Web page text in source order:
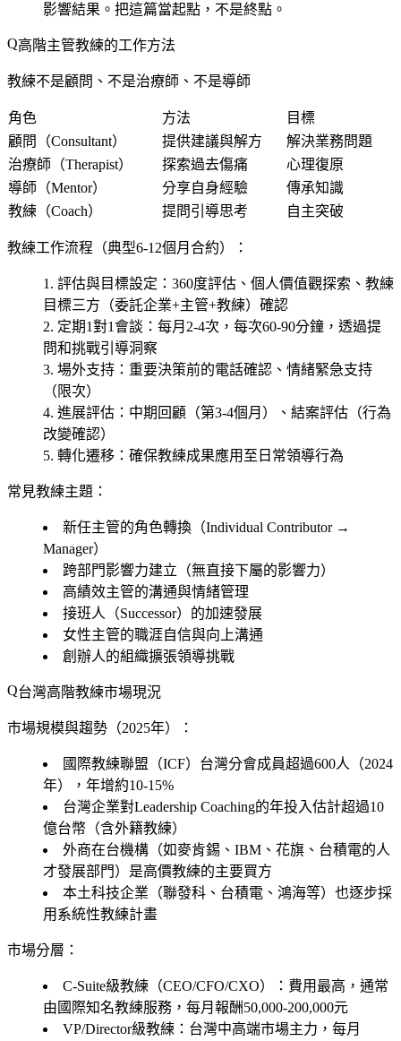
影響結果。把這篇當起點，不是終點。
高階主管教練的工作方法
教練不是顧問、不是治療師、不是導師
角色 方法
目標
顧問（Consultant）
提供建議與解方
解決業務問題
治療師（Therapist）
探索過去傷痛
心理復原
導師（Mentor）
分享自身經驗
傳承知識
教練（Coach）
提問引導思考 自主突破
教練工作流程（典型6-12個月合約）：
評估與目標設定 ：360度評估、個人價值觀探索、教練
目標三方（委託企業+主管+教練）確認
定期1對1會談 ：每月2-4次，每次60-90分鐘，透過提
問和挑戰引導洞察
場外支持 ：重要決策前的電話確認、情緒緊急支持
（限次）
進展評估 ：中期回顧（第3-4個月）、結案評估（行為
改變確認）
轉化遷移 ：確保教練成果應用至日常領導行為
常見教練主題：
新任主管的角色轉換（Individual Contributor →
Manager）
跨部門影響力建立（無直接下屬的影響力）
高績效主管的溝通與情緒管理
接班人（Successor）的加速發展
女性主管的職涯自信與向上溝通
創辦人的組織擴張領導挑戰
台灣高階教練市場現況
市場規模與趨勢（2025年）：
國際教練聯盟（ICF）台灣分會成員超過600人（2024
年），年增約10-15%
台灣企業對Leadership Coaching的年投入估計超過10
億台幣（含外籍教練）
外商在台機構（如麥肯錫、IBM、花旗、台積電的人
才發展部門）是高價教練的主要買方
本土科技企業（聯發科、台積電、鴻海等）也逐步採
用系統性教練計畫
市場分層：
C-Suite級教練（CEO/CFO/CXO）
：費用最高，通常
由國際知名教練服務，每月報酬50,000-200,000元
VP/Director級教練 ：台灣中高端市場主力，每月